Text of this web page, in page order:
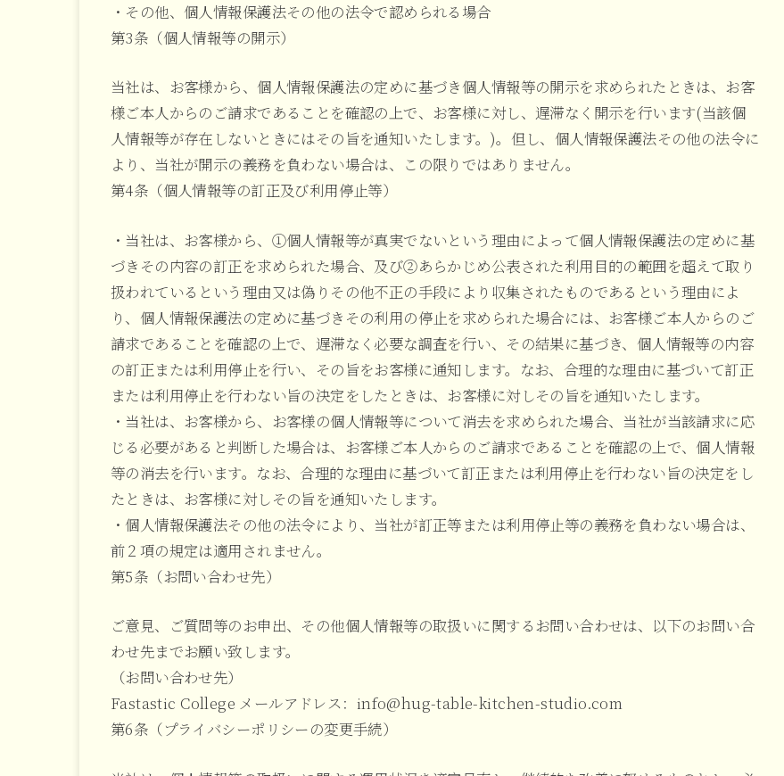
・その他、個人情報保護法その他の法令で認められる場合
第3条（個人情報等の開示）
当社は、お客様から、個人情報保護法の定めに基づき個人情報等の開示を求められたときは、お客
様ご本人からのご請求であることを確認の上で、お客様に対し、遅滞なく開示を行います(当該個
人情報等が存在しないときにはその旨を通知いたします。)。但し、個人情報保護法その他の法令に
より、当社が開示の義務を負わない場合は、この限りではありません。
第4条（個人情報等の訂正及び利用停止等）
・当社は、お客様から、①個人情報等が真実でないという理由によって個人情報保護法の定めに基
づきその内容の訂正を求められた場合、及び②あらかじめ公表された利用目的の範囲を超えて取り
扱われているという理由又は偽りその他不正の手段により収集されたものであるという理由によ
り、個人情報保護法の定めに基づきその利用の停止を求められた場合には、お客様ご本人からのご
請求であることを確認の上で、遅滞なく必要な調査を行い、その結果に基づき、個人情報等の内容
の訂正または利用停止を行い、その旨をお客様に通知します。なお、合理的な理由に基づいて訂正
または利用停止を行わない旨の決定をしたときは、お客様に対しその旨を通知いたします。
・当社は、お客様から、お客様の個人情報等について消去を求められた場合、当社が当該請求に応
じる必要があると判断した場合は、お客様ご本人からのご請求であることを確認の上で、個人情報
等の消去を行います。なお、合理的な理由に基づいて訂正または利用停止を行わない旨の決定をし
たときは、お客様に対しその旨を通知いたします。
・個人情報保護法その他の法令により、当社が訂正等または利用停止等の義務を負わない場合は、
前２項の規定は適用されません。
第5条（お問い合わせ先）
ご意見、ご質問等のお申出、その他個人情報等の取扱いに関するお問い合わせは、以下のお問い合
わせ先までお願い致します。
（お問い合わせ先）
Fastastic College メールアドレス：info@hug-table-kitchen-studio.com
第6条（プライバシーポリシーの変更手続）